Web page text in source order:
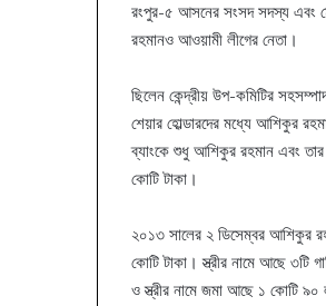
রংপুর-৫ আসনের সংসদ সদস্য এবং
রহমানও আওয়ামী লীগের নেতা।
ছিলেন কেন্দ্রীয় উপ-কমিটির
শেয়ার হোল্ডারদের মধ্যে আশিকুর
ব্যাংকে শুধু আশিকুর রহমান এবং তার
কোটি টাকা।
২০১৩ সালের ২ ডিসেম্বর আশিকুর
কোটি টাকা। স্ত্রীর নামে আছে ৩টি
ও স্ত্রীর নামে জমা আছে ১ কোটি